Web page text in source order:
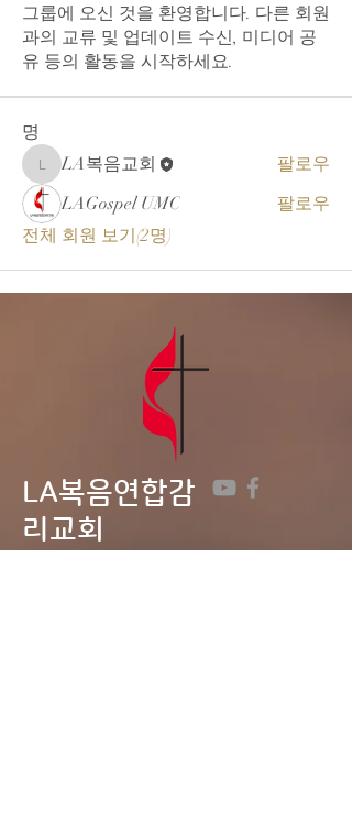
그룹에 오신 것을 환영합니다. 다른 회원
과의 교류 및 업데이트 수신, 미디어 공
유 등의 활동을 시작하세요.
명
LA복음교회
LA복음교회
팔로우
LAGospel UMC
팔로우
전체 회원 보기(2명)
LA복음연합감
리교회